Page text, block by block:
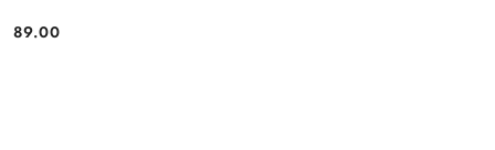
Cena:
89.00